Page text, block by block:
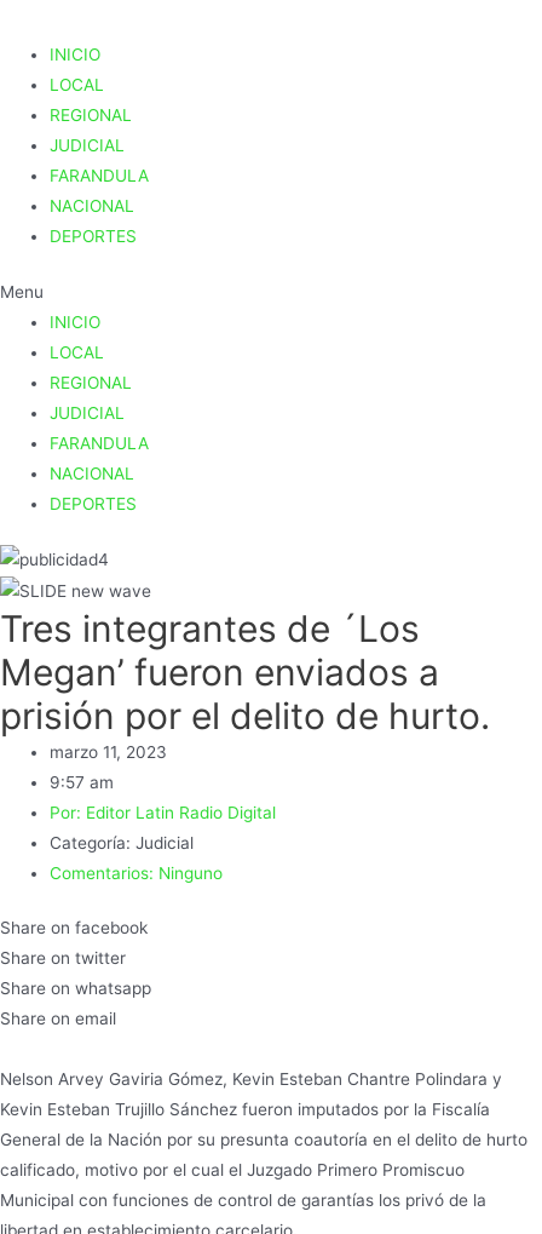
INICIO
LOCAL
REGIONAL
JUDICIAL
FARANDULA
NACIONAL
DEPORTES
Menu
INICIO
LOCAL
REGIONAL
JUDICIAL
FARANDULA
NACIONAL
DEPORTES
Tres integrantes de ´Los
Megan’ fueron enviados a
prisión por el delito de hurto.
marzo 11, 2023
9:57 am
Por: Editor Latin Radio Digital
Categoría:Judicial
Comentarios: Ninguno
Share on facebook
Share on twitter
Share on whatsapp
Share on email
Nelson Arvey Gaviria Gómez, Kevin Esteban Chantre Polindara y
Kevin Esteban Trujillo Sánchez fueron imputados por la Fiscalía
General de la Nación por su presunta coautoría en el delito de hurto
calificado, motivo por el cual el Juzgado Primero Promiscuo
Municipal con funciones de control de garantías los privó de la